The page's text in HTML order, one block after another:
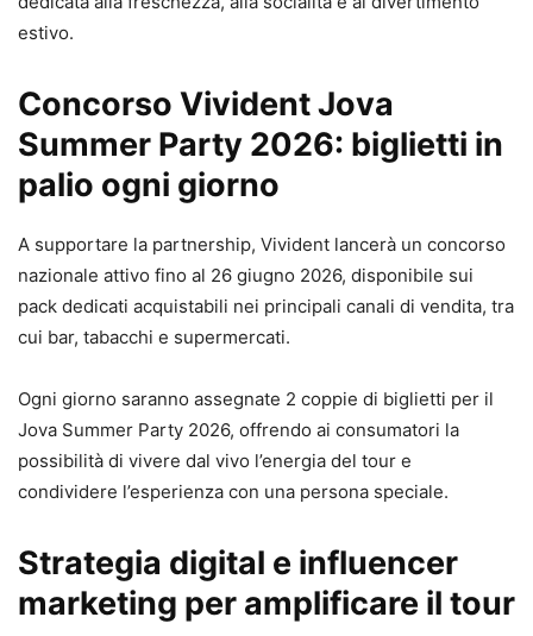
estivo.
Concorso Vivident Jova
Summer Party 2026: biglietti in
palio ogni giorno
A supportare la partnership, Vivident lancerà un concorso
nazionale attivo fino al 26 giugno 2026, disponibile sui
pack dedicati acquistabili nei principali canali di vendita, tra
cui bar, tabacchi e supermercati.
Ogni giorno saranno assegnate 2 coppie di biglietti per il
Jova Summer Party 2026, offrendo ai consumatori la
possibilità di vivere dal vivo l’energia del tour e
condividere l’esperienza con una persona speciale.
Strategia digital e influencer
marketing per amplificare il tour